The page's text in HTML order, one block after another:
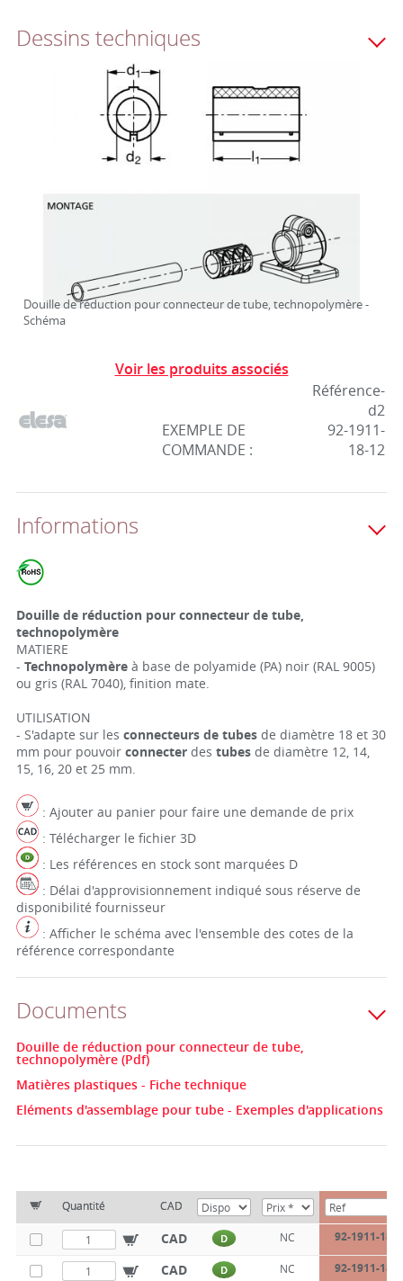
Dessins techniques
Douille de réduction pour connecteur de tube, technopolymère -
Schéma
Voir les produits associés
EXEMPLE DE
COMMANDE :
Référence-
d2
92-1911-
18-12
Informations
Douille de réduction pour connecteur de tube,
technopolymère
MATIERE
- Technopolymèreà base de polyamide (PA) noir (RAL 9005)
ou gris (RAL 7040), finition mate.
UTILISATION
- S'adapte sur les connecteurs de tubesde diamètre 18 et 30
mm pour pouvoir connecterdes tubesde diamètre 12, 14,
15, 16, 20 et 25 mm.
: Ajouter au panier pour faire une demande de prix
: Télécharger le fichier 3D
: Les références en stock sont marquées D
: Délai d'approvisionnement indiqué sous réserve de
disponibilité fournisseur
: Afficher le schéma avec l'ensemble des cotes de la
référence correspondante
Documents
Douille de réduction pour connecteur de tube,
technopolymère (Pdf)
Matières plastiques - Fiche technique
Eléments d'assemblage pour tube - Exemples d'applications
Quantité CAD
CAD D NC 92-1911-18-
CAD D NC 92-1911-18-